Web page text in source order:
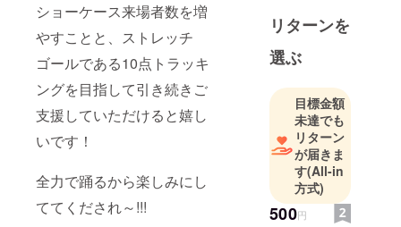
ショーケース来場者数を増
やすことと、ストレッチ
ゴールである10点トラッキ
ングを目指して引き続きご
支援していただけると嬉し
いです！
全力で踊るから楽しみにし
ててくだされ～!!!
リターンを
選ぶ
目標金額
未達でも
リターン
が届きま
す(All-in
方式)
500円